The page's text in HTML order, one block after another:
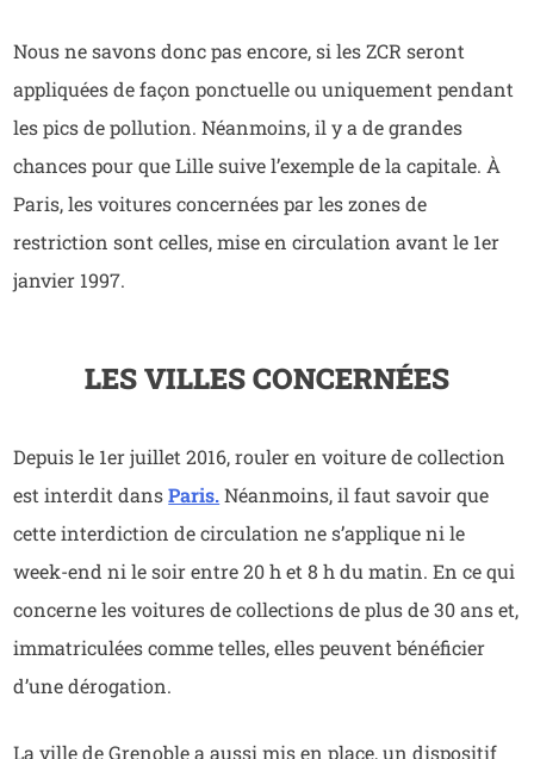
Nous ne savons donc pas encore, si les ZCR seront
appliquées de façon ponctuelle ou uniquement pendant
les pics de pollution. Néanmoins, il y a de grandes
chances pour que Lille suive l’exemple de la capitale. À
Paris, les voitures concernées par les zones de
restriction sont celles, mise en circulation avant le 1er
janvier 1997.
LES VILLES CONCERNÉES
Depuis le 1er juillet 2016, rouler en voiture de collection
est interdit dansParis.Néanmoins, il faut savoir que
cette interdiction de circulation ne s’applique ni le
week-end ni le soir entre 20 h et 8 h du matin. En ce qui
concerne les voitures de collections de plus de 30 ans et,
immatriculées comme telles, elles peuvent bénéficier
d’une dérogation.
La ville de Grenoble a aussi mis en place, un dispositif